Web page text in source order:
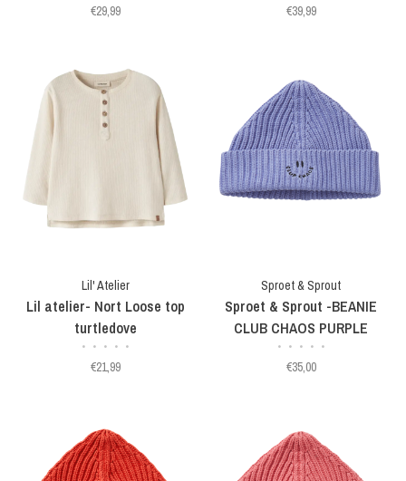
€29,99 €39,99
Lil' Atelier
Lil atelier- Nort Loose top
turtledove
• • • • •
€21,99
Sproet & Sprout
Sproet & Sprout -BEANIE
CLUB CHAOS PURPLE
• • • • •
€35,00